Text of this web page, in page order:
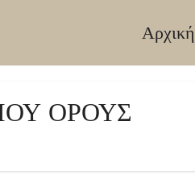
Αρχική
ΟΡΟΥΣ